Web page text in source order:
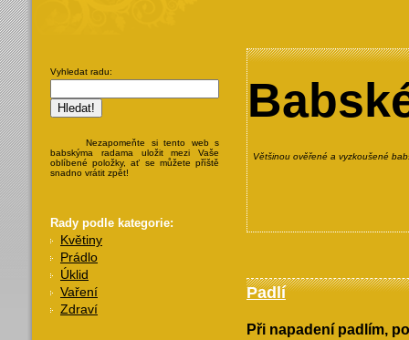
Většinou ověřené a vyzkoušené
Padlí
Při napadení padlím,
Vyhledat radu:
Nezapomeňte si tento web s
babskýma radama uložit mezi Vaše
oblíbené položky, ať se můžete příště
snadno vrátit zpět!
Rady podle kategorie:
Květiny
Prádlo
Úklid
Vaření
Zdraví